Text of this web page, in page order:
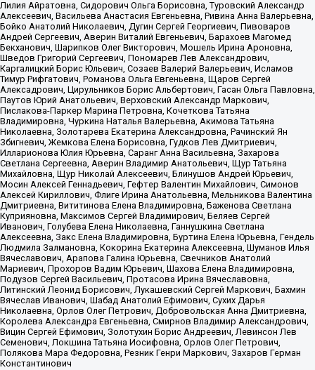
Лилия Айратовна, Сидорович Ольга Борисовна, Туровский Александр
Алексеевич, Васильева Анастасия Евгеньевна, Ривина Анна Валерьевна,
Бойко Анатолий Николаевич, Дугин Сергей Георгиевич, Пивоваров
Андрей Сергеевич, Аверин Виталий Евгеньевич, Барахоев Магомед
Бекханович, Шарипков Олег Викторович, Мошель Ирина Ароновна,
Шведов Григорий Сергеевич, Пономарев Лев Александрович,
Каргалицкий Борис Юльевич, Созаев Валерий Валерьевич, Исламов
Тимур Рифгатович, Романова Ольга Евгеньевна, Щаров Сергей
Алексадрович, Цирульников Борис Альбертович, Гасан Ольга Павловна,
Паутов Юрий Анатольевич, Верховский Александр Маркович,
Пислакова-Паркер Марина Петровна, Кочеткова Татьяна
Владимировна, Чуркина Наталья Валерьевна, Акимова Татьяна
Николаевна, Золотарева Екатерина Александровна, Рачинский Ян
Збигневич, Жемкова Елена Борисовна, Гудков Лев Дмитриевич,
Илларионова Юлия Юрьевна, Саранг Анна Васильевна, Захарова
Светлана Сергеевна, Аверин Владимир Анатольевич, Щур Татьяна
Михайловна, Щур Николай Алексеевич, Блинушов Андрей Юрьевич,
Мосин Алексей Геннадьевич, Гефтер Валентин Михайлович, Симонов
Алексей Кириллович, Флиге Ирина Анатольевна, Мельникова Валентина
Дмитриевна, Вититинова Елена Владимировна, Баженова Светлана
Куприяновна, Максимов Сергей Владимирович, Беляев Сергей
Иванович, Голубева Елена Николаевна, Ганнушкина Светлана
Алексеевна, Закс Елена Владимировна, Буртина Елена Юрьевна, Гендель
Людмила Залмановна, Кокорина Екатерина Алексеевна, Шуманов Илья
Вячеславович, Арапова Галина Юрьевна, Свечников Анатолий
Мариевич, Прохоров Вадим Юрьевич, Шахова Елена Владимировна,
Подузов Сергей Васильевич, Протасова Ирина Вячеславовна,
Литинский Леонид Борисович, Лукашевский Сергей Маркович, Бахмин
Вячеслав Иванович, Шабад Анатолий Ефимович, Сухих Дарья
Николаевна, Орлов Олег Петрович, Добровольская Анна Дмитриевна,
Королева Александра Евгеньевна, Смирнов Владимир Александрович,
Вицин Сергей Ефимович, Золотухин Борис Андреевич, Левинсон Лев
Семенович, Локшина Татьяна Иосифовна, Орлов Олег Петрович,
Полякова Мара Федоровна, Резник Генри Маркович, Захаров Герман
Константинович